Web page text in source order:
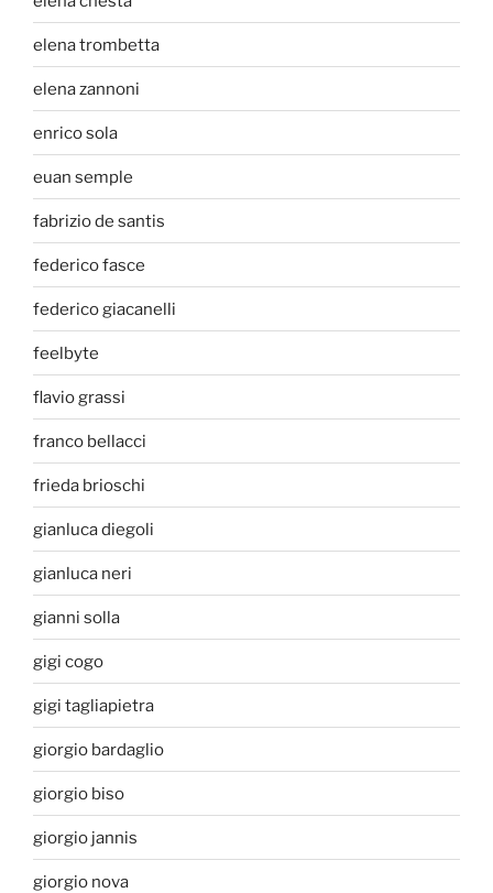
elena trombetta
elena zannoni
enrico sola
euan semple
fabrizio de santis
federico fasce
federico giacanelli
feelbyte
flavio grassi
franco bellacci
frieda brioschi
gianluca diegoli
gianluca neri
gianni solla
gigi cogo
gigi tagliapietra
giorgio bardaglio
giorgio biso
giorgio jannis
giorgio nova